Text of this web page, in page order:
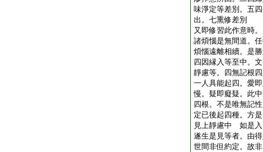
味淨定等差別。五
出。七熏修差別
又即修習此作意時
諸煩惱是無間道。
煩惱遠離相續。是
四因縁入等至中。
靜慮等。四無記根
一人具能起四。愛
慢。疑即癡疑。此
四根。不是唯無記
定已後起四種。方
見上靜慮中 如是入
遂生是見等者。由
世間非但約定。故